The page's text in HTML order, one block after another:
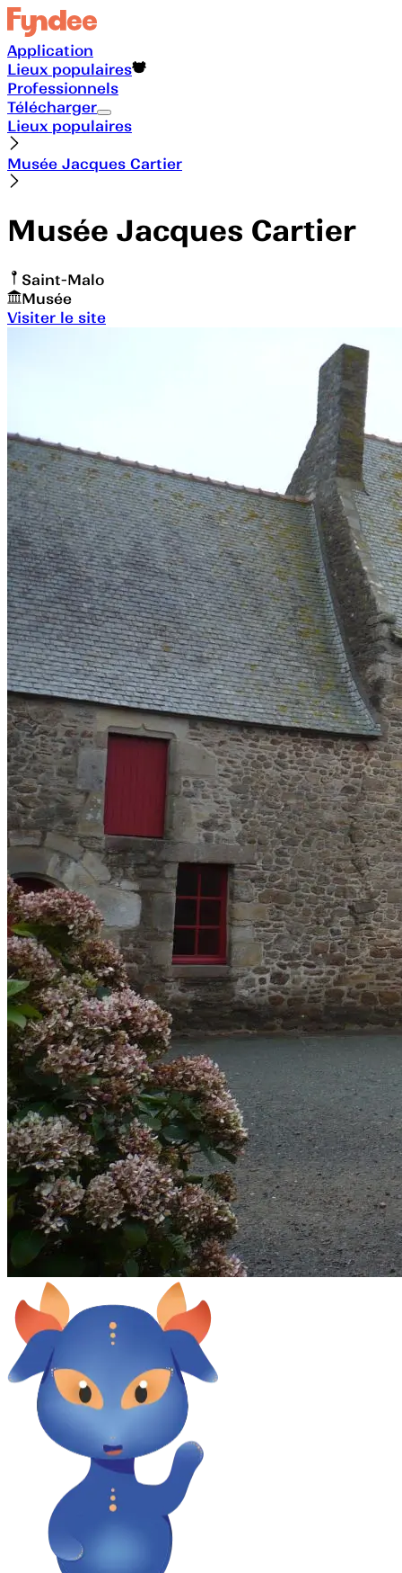
Application
Lieux populaires
Professionnels
Télécharger
Lieux populaires
Musée Jacques Cartier
Musée Jacques Cartier
Saint-Malo
Musée
Visiter le site